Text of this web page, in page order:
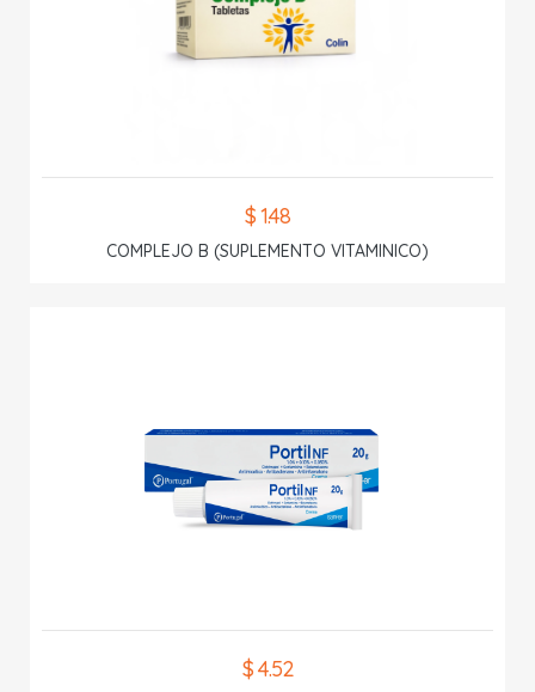
$ 1.48
COMPLEJO B (SUPLEMENTO VITAMINICO)
$ 4.52